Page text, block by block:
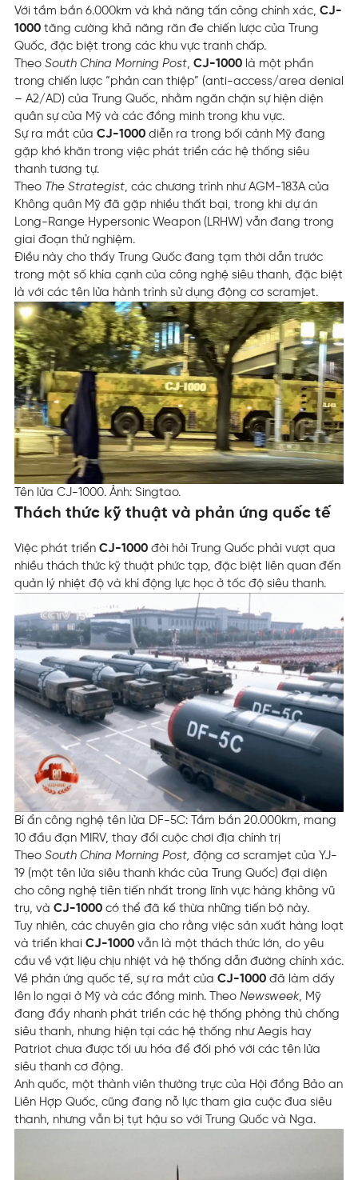
Với tầm bắn 6.000km và khả năng tấn công chính xác, CJ-
1000 tăng cường khả năng răn đe chiến lược của Trung
Quốc, đặc biệt trong các khu vực tranh chấp.
Theo South China Morning Post, CJ-1000 là một phần
trong chiến lược “phản can thiệp” (anti-access/area denial
– A2/AD) của Trung Quốc, nhằm ngăn chặn sự hiện diện
quân sự của Mỹ và các đồng minh trong khu vực.
Sự ra mắt của CJ-1000 diễn ra trong bối cảnh Mỹ đang
gặp khó khăn trong việc phát triển các hệ thống siêu
thanh tương tự.
Theo The Strategist, các chương trình như AGM-183A của
Không quân Mỹ đã gặp nhiều thất bại, trong khi dự án
Long-Range Hypersonic Weapon (LRHW) vẫn đang trong
giai đoạn thử nghiệm.
Điều này cho thấy Trung Quốc đang tạm thời dẫn trước
trong một số khía cạnh của công nghệ siêu thanh, đặc biệt
là với các tên lửa hành trình sử dụng động cơ scramjet.
Tên lửa CJ-1000. Ảnh: Singtao.
Thách thức kỹ thuật và phản ứng quốc tế
Việc phát triển CJ-1000 đòi hỏi Trung Quốc phải vượt qua
nhiều thách thức kỹ thuật phức tạp, đặc biệt liên quan đến
quản lý nhiệt độ và khí động lực học ở tốc độ siêu thanh.
Bí ẩn công nghệ tên lửa DF-5C: Tầm bắn 20.000km, mang
10 đầu đạn MIRV, thay đổi cuộc chơi địa chính trị
Theo South China Morning Post, động cơ scramjet của YJ-
19 (một tên lửa siêu thanh khác của Trung Quốc) đại diện
cho công nghệ tiên tiến nhất trong lĩnh vực hàng không vũ
trụ, và CJ-1000 có thể đã kế thừa những tiến bộ này.
Tuy nhiên, các chuyên gia cho rằng việc sản xuất hàng loạt
và triển khai CJ-1000 vẫn là một thách thức lớn, do yêu
cầu về vật liệu chịu nhiệt và hệ thống dẫn đường chính xác.
Về phản ứng quốc tế, sự ra mắt của CJ-1000 đã làm dấy
lên lo ngại ở Mỹ và các đồng minh. Theo Newsweek, Mỹ
đang đẩy nhanh phát triển các hệ thống phòng thủ chống
siêu thanh, nhưng hiện tại các hệ thống như Aegis hay
Patriot chưa được tối ưu hóa để đối phó với các tên lửa
siêu thanh cơ động.
Anh quốc, một thành viên thường trực của Hội đồng Bảo an
Liên Hợp Quốc, cũng đang nỗ lực tham gia cuộc đua siêu
thanh, nhưng vẫn bị tụt hậu so với Trung Quốc và Nga.